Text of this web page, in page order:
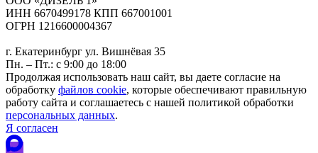
ИНН 6670499178 КПП 667001001
ОГРН 1216600004367
г. Екатеринбург ул. Вишнёвая 35
Пн. – Пт.: с 9:00 до 18:00
Продолжая использовать наш сайт, вы даете согласие на
обработку файлов cookie, которые обеспечивают правильную
работу сайта и соглашаетесь с нашей политикой обработки
персональных данных.
Я согласен